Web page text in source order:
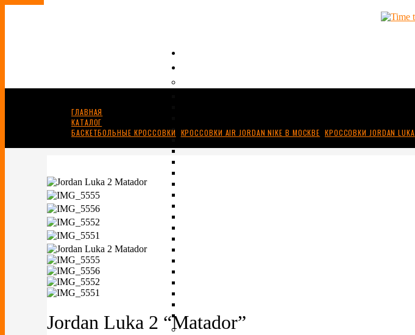
ГЛАВНАЯ
КАТАЛОГ
БАСКЕТБОЛЬНЫЕ КРОССОВКИ КРОССОВКИ AIR JORDAN NIKE В МОСКВЕ КРОССОВКИ JORDAN LUKA
Jordan Luka 2 “Matador”